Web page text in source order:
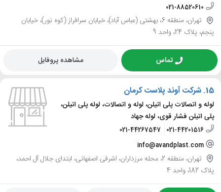
021-88520610
تهران، منطقه 6، بهشتی (عباس آباد)، خیابان سرافراز (کوه نور)، خیابان
پنجم، پلاک 24، واحد 9
تماس مشاهده پروفایل
15. شرکت آوند پلاست کرمان
لوله و اتصالات پلی اتیلن، لوله و اتصالات، لوله پلی اتیلن،
پلی اتیلن فشار قوی، لوله جهاد
021-44201516
021-44267547
info@avandplast.com
تهران، منطقه 2، محله مرزداران، اشرفی اصفهانی، ابتدای جلال آل احمد،
پلاک 182، واحد 4